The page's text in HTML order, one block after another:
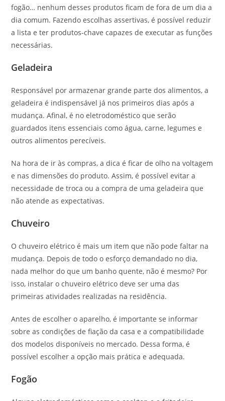
fogão… nenhum desses produtos ficam de fora de um dia a
dia comum. Fazendo escolhas assertivas, é possível reduzir
a lista e ter produtos-chave capazes de executar as funções
necessárias.
Geladeira
Responsável por armazenar grande parte dos alimentos, a
geladeira é indispensável já nos primeiros dias após a
mudança. Afinal, é no eletrodoméstico que serão
guardados itens essenciais como água, carne, legumes e
outros alimentos perecíveis.
Na hora de ir às compras, a dica é ficar de olho na voltagem
e nas dimensões do produto. Assim, é possível evitar a
necessidade de troca ou a compra de uma geladeira que
não atende as expectativas.
Chuveiro
O chuveiro elétrico é mais um item que não pode faltar na
mudança. Depois de todo o esforço demandado no dia,
nada melhor do que um banho quente, não é mesmo? Por
isso, instalar o chuveiro elétrico deve ser uma das
primeiras atividades realizadas na residência.
Antes de escolher o aparelho, é importante se informar
sobre as condições de fiação da casa e a compatibilidade
dos modelos disponíveis no mercado. Dessa forma, é
possível escolher a opção mais prática e adequada.
Fogão